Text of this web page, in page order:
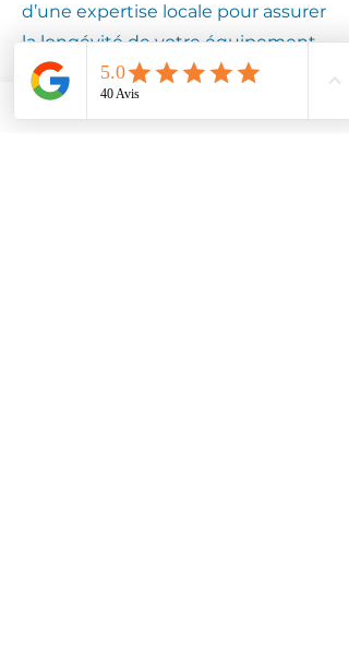
d’une expertise locale pour assurer
la longévité de votre équipement.